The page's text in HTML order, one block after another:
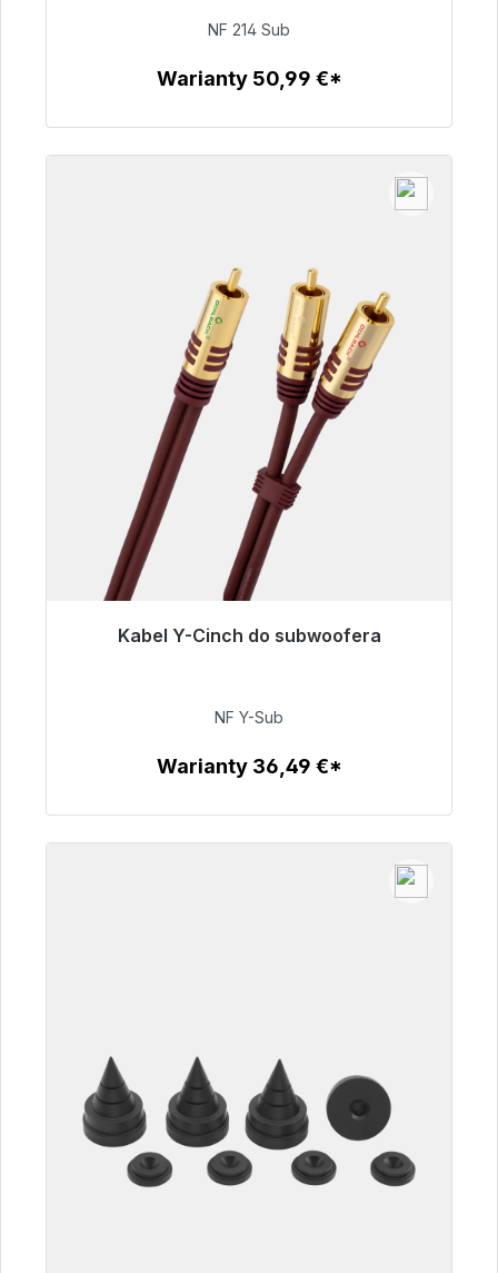
94,00 €
NF 214 Sub
Warianty 50,99 €*
Kabel Y-Cinch do subwoofera
Gotowy do natychmiastowej wysyłki, czas
50,99 €
NF Y-Sub
Warianty 36,49 €*